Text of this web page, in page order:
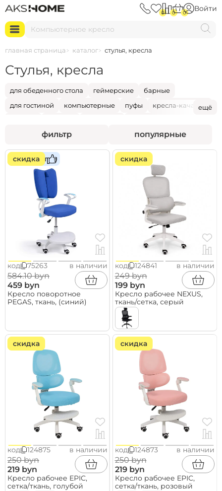
0 0 0 Войти
Компьют ерное кресло
главная страница каталог стулья, кресла
Стулья, кресла
для обеденного стола геймерские
барные
для гостиной
компьютерные пуфы
кресла-качалки
ещё
фильтр популярные
скидкахит
код 75263 в наличии
584.10 byn
459 byn
Кресло поворотное
PEGAS, ткань, (синий)
скидка
код 124841 в наличии
249 byn
199 byn
Кресло рабочее NEXUS,
ткань/сетка, серый
скидка
код 124875 в наличии
250 byn
219 byn
Кресло рабочее EPIC,
сетка/ткань, голубой
скидка
код 124873 в наличии
250 byn
219 byn
Кресло рабочее EPIC,
сетка/ткань, розовый